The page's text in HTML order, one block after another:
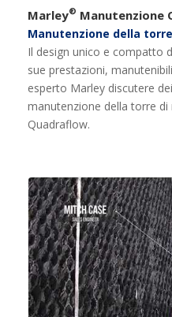
Marley® Manutenzione
Manutenzione della
Il design unico e compatto
sue prestazioni,
esperto Marley discutere
manutenzione della torre
Quadraflow.